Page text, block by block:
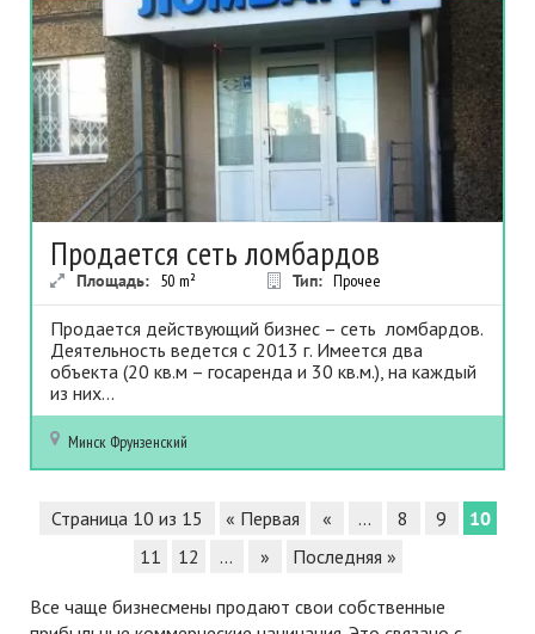
Продается сеть ломбардов
Площадь: 50 m² Тип: Прочее
Продается действующий бизнес – сеть ломбардов.
Деятельность ведется с 2013 г. Имеется два
объекта (20 кв.м – госаренда и 30 кв.м.), на каждый
из них...
Минск Фрунзенский
Страница 10 из 15 « Первая « ... 8 9
10
11
12 ... » Последняя »
Все чаще бизнесмены продают свои собственные